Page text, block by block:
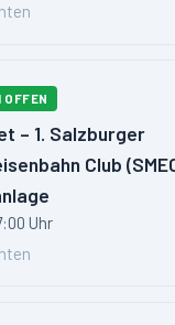
OFFEN
– 1. Salzburger
Club
Uhr